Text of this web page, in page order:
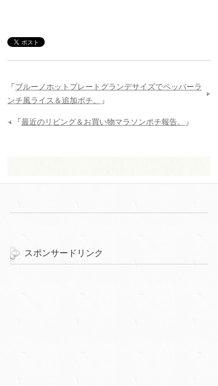
「 ブルーノホットプレートグランデサイズでペッパーラ
ンチ風ライス＆追加ポチ。
」
「 最近のリビング＆お買い物マラソンポチ報告。 」
スポンサードリンク